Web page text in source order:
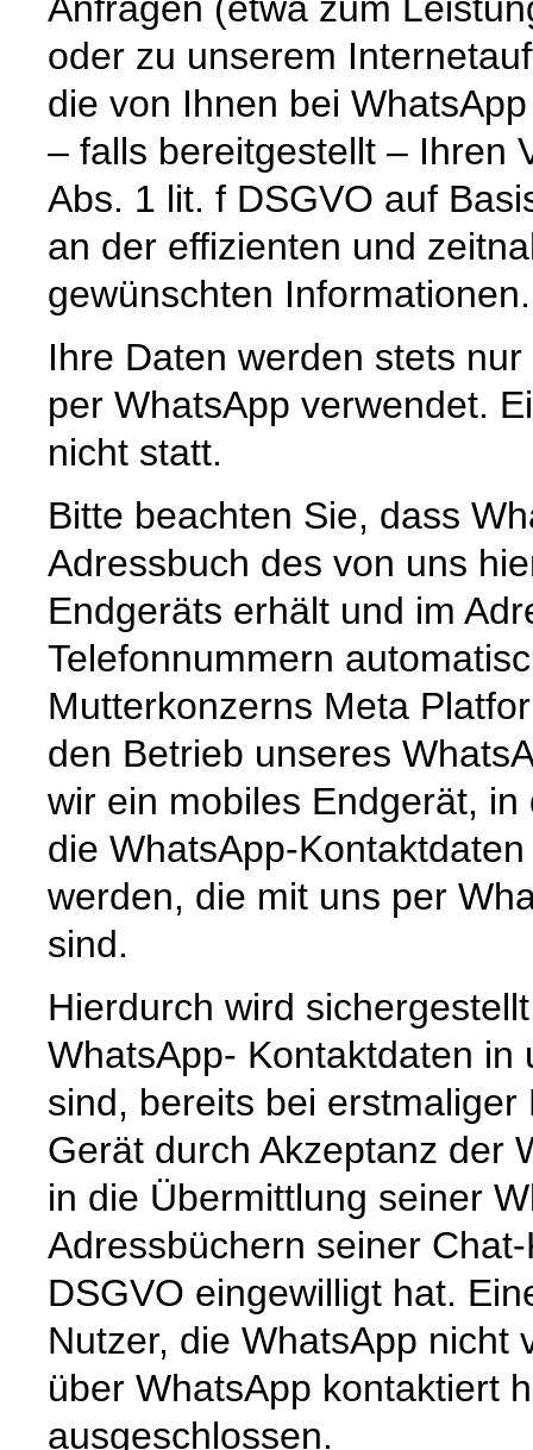
Anfragen (etwa zum
oder zu unserem
die von Ihnen bei
– falls bereitgestellt – Ihren
Abs. 1 lit. f DSGVO auf
an der effizienten und
gewünschten Informationen.
Ihre Daten werden stets
per WhatsApp verwendet.
nicht statt.
Bitte beachten Sie, dass
Adressbuch des von uns
Endgeräts erhält und im
Telefonnummern
Mutterkonzerns Meta
den Betrieb unseres
wir ein mobiles Endgerät,
die WhatsApp-
werden, die mit uns per
sind.
Hierdurch wird
WhatsApp- Kontaktdaten in
sind, bereits bei
Gerät durch Akzeptanz der
in die Übermittlung seiner
Adressbüchern seiner
DSGVO eingewilligt hat.
Nutzer, die WhatsApp nicht
über WhatsApp kontaktiert
ausgeschlossen.